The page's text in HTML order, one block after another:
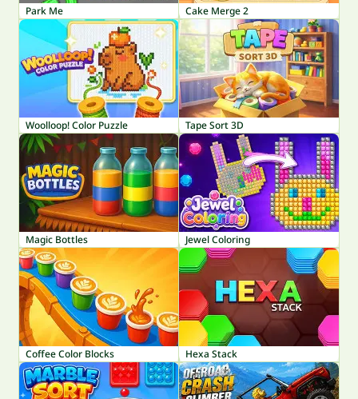
Park Me Cake Merge 2
Woolloop! Color Puzzle Tape Sort 3D
Magic Bottles Jewel Coloring
Coffee Color Blocks Hexa Stack